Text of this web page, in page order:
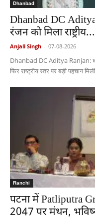
Dhanbad
Dhanbad DC
रंजन को मिला राष्ट्रीय...
Anjali Singh - 07-08-2026
Dhanbad DC Aditya Ranjan:
फिर राष्ट्रीय स्तर पर बड़ी पहचान
Ranchi
पटना में Patliputra
2047 पर मंथन,